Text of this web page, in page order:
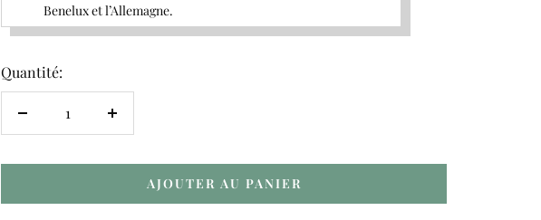
Benelux et l’Allemagne.
Quantité:
Réduire
Augmenter
AJOUTER AU PANIER